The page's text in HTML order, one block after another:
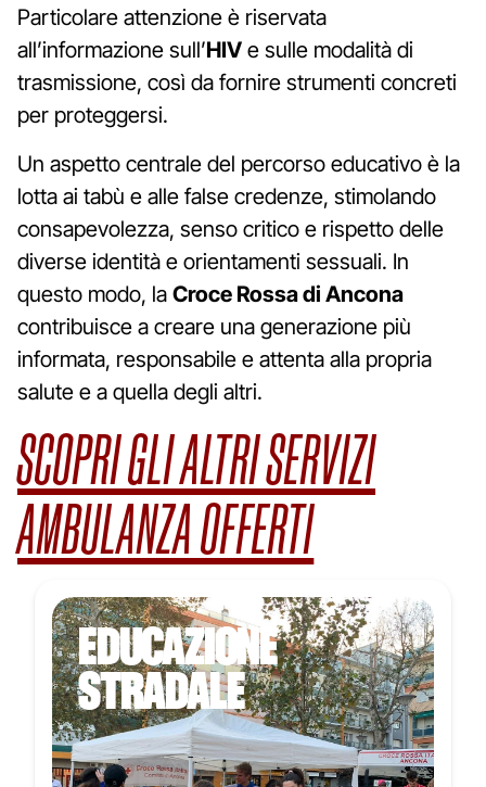
Particolare attenzione è riservata
all’informazione sull’HIV e sulle modalità di
trasmissione, così da fornire strumenti concreti
per proteggersi.
Un aspetto centrale del percorso educativo è la
lotta ai tabù e alle false credenze, stimolando
consapevolezza, senso critico e rispetto delle
diverse identità e orientamenti sessuali. In
questo modo, la Croce Rossa di Ancona
contribuisce a creare una generazione più
informata, responsabile e attenta alla propria
salute e a quella degli altri.
SCOPRI GLI ALTRI SERVIZI
AMBULANZA OFFERTI
EDUCAZIONE
STRADALE